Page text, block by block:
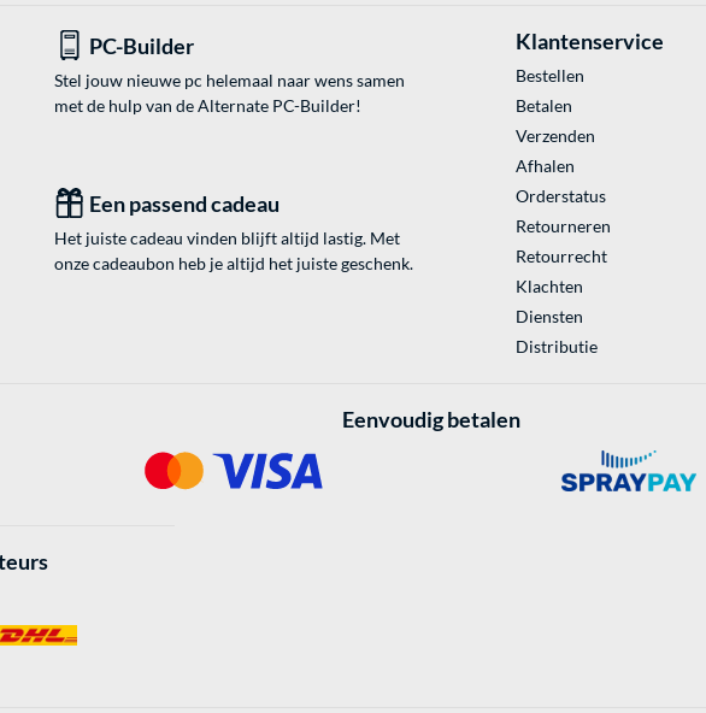
PC-Builder
Stel jouw nieuwe pc helemaal naar wens samen
met de hulp van de Alternate PC-Builder!
Een passend cadeau
Het juiste cadeau vinden blijft altijd lastig. Met
onze cadeaubon heb je altijd het juiste geschenk.
Klantenservice
Bestellen
Betalen
Verzenden
Afhalen
Orderstatus
Retourneren
Retourrecht
Klachten
Diensten
Distributie
Eenvoudig betalen